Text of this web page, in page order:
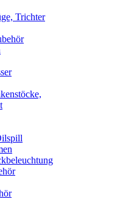
Trichter